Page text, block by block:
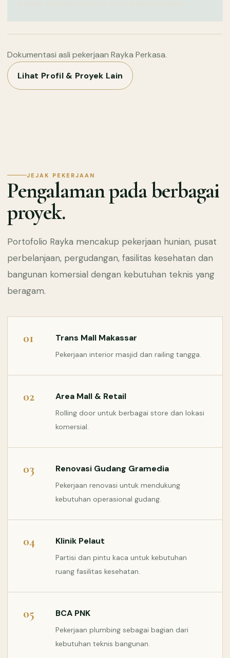
Dokumentasi asli pekerjaan Rayka Perkasa.
Lihat Profil & Proyek Lain
JEJAK PEKERJAAN
Pengalaman pada berbagai
proyek.
Portofolio Rayka mencakup pekerjaan hunian, pusat
perbelanjaan, pergudangan, fasilitas kesehatan dan
bangunan komersial dengan kebutuhan teknis yang
beragam.
01 Trans Mall Makassar
Pekerjaan interior masjid dan railing tangga.
02 Area Mall & Retail
Rolling door untuk berbagai store dan lokasi
komersial.
03 Renovasi Gudang Gramedia
Pekerjaan renovasi untuk mendukung
kebutuhan operasional gudang.
04 Klinik Pelaut
Partisi dan pintu kaca untuk kebutuhan
ruang fasilitas kesehatan.
05 BCA PNK
Pekerjaan plumbing sebagai bagian dari
kebutuhan teknis bangunan.